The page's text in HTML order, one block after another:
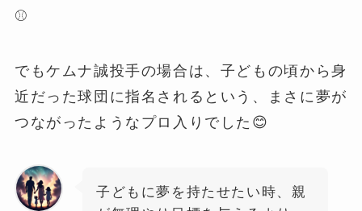
⚾️
でもケムナ誠投手の場合は、子どもの頃から身
近だった球団に指名されるという、まさに夢が
つながったようなプロ入りでした😊
子どもに夢を持たせたい時、親